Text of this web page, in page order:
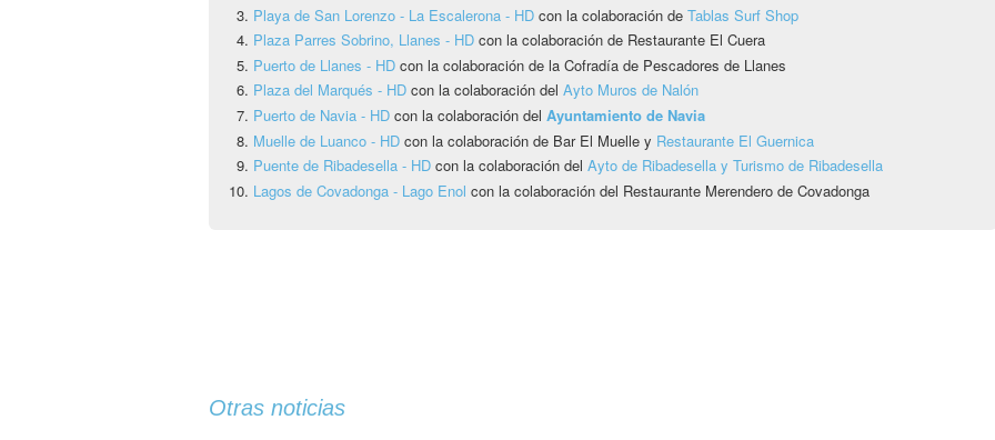
Playa de San Lorenzo - La Escalerona - HD con la colaboración de Tablas Surf Shop
Plaza Parres Sobrino, Llanes - HD con la colaboración de Restaurante El Cuera
Puerto de Llanes - HD con la colaboración de la Cofradía de Pescadores de Llanes
Plaza del Marqués - HD con la colaboración del Ayto Muros de Nalón
Puerto de Navia - HD con la colaboración del Ayuntamiento de Navia
Muelle de Luanco - HD con la colaboración de Bar El Muelle y Restaurante El Guernica
Puente de Ribadesella - HD con la colaboración del Ayto de Ribadesella y Turismo de Ribadesella
Lagos de Covadonga - Lago Enol con la colaboración del Restaurante Merendero de Covadonga
Otras noticias